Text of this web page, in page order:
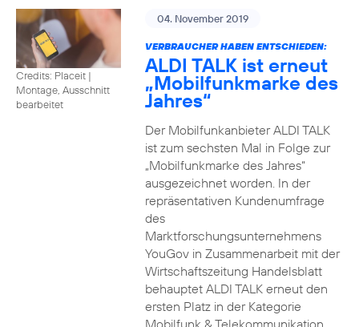
Credits: Placeit |
Montage, Ausschnitt
bearbeitet
04. November 2019
VERBRAUCHER HABEN ENTSCHIEDEN:
ALDI TALK ist erneut
„Mobilfunkmarke des
Jahres“
Der Mobilfunkanbieter ALDI TALK
ist zum sechsten Mal in Folge zur
„Mobilfunkmarke des Jahres“
ausgezeichnet worden. In der
repräsentativen Kundenumfrage
des
Marktforschungsunternehmens
YouGov in Zusammenarbeit mit der
Wirtschaftszeitung Handelsblatt
behauptet ALDI TALK erneut den
ersten Platz in der Kategorie
Mobilfunk & Telekommunikation.